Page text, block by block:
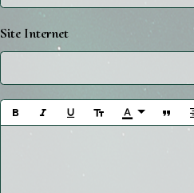
Site Internet